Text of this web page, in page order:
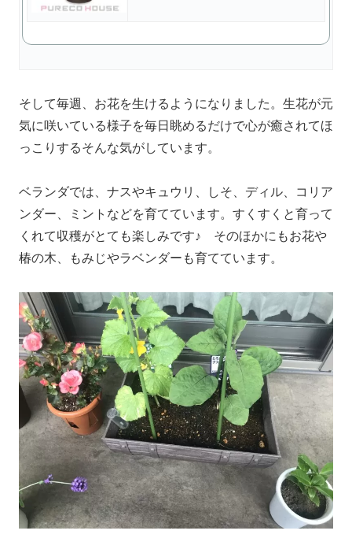
そして毎週、お花を生けるようになりました。生花が元
気に咲いている様子を毎日眺めるだけで心が癒されてほ
っこりするそんな気がしています。
ベランダでは、ナスやキュウリ、しそ、ディル、コリア
ンダー、ミントなどを育てています。すくすくと育って
くれて収穫がとても楽しみです♪ そのほかにもお花や
椿の木、もみじやラベンダーも育てています。